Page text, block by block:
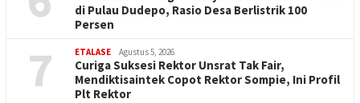
di Pulau Dudepo, Rasio Desa Berlistrik 100
Persen
7 ETALASE Agustus 5, 2026
Curiga Suksesi Rektor Unsrat Tak Fair,
Mendiktisaintek Copot Rektor Sompie, Ini Profil
Plt Rektor